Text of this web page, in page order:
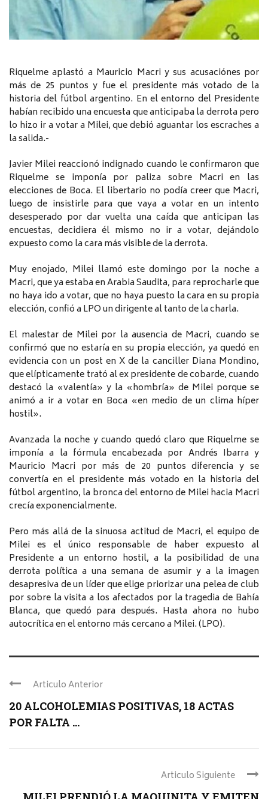
Riquelme aplastó a Mauricio Macri y sus acusaciónes por
más de 25 puntos y fue el presidente más votado de la
historia del fútbol argentino. En el entorno del Presidente
habían recibido una encuesta que anticipaba la derrota pero
lo hizo ir a votar a Milei, que debió aguantar los escraches a
la salida.-
Javier Milei reaccionó indignado cuando le confirmaron que
Riquelme se imponía por paliza sobre Macri en las
elecciones de Boca. El libertario no podía creer que Macri,
luego de insistirle para que vaya a votar en un intento
desesperado por dar vuelta una caída que anticipan las
encuestas, decidiera él mismo no ir a votar, dejándolo
expuesto como la cara más visible de la derrota.
Muy enojado, Milei llamó este domingo por la noche a
Macri, que ya estaba en Arabia Saudita, para reprocharle que
no haya ido a votar, que no haya puesto la cara en su propia
elección, confió a LPO un dirigente al tanto de la charla.
El malestar de Milei por la ausencia de Macri, cuando se
confirmó que no estaría en su propia elección, ya quedó en
evidencia con un post en X de la canciller Diana Mondino,
que elípticamente trató al ex presidente de cobarde, cuando
destacó la «valentía» y la «hombría» de Milei porque se
animó a ir a votar en Boca «en medio de un clima híper
hostil».
Avanzada la noche y cuando quedó claro que Riquelme se
imponía a la fórmula encabezada por Andrés Ibarra y
Mauricio Macri por más de 20 puntos diferencia y se
convertía en el presidente más votado en la historia del
fútbol argentino, la bronca del entorno de Milei hacia Macri
crecía exponencialmente.
Pero más allá de la sinuosa actitud de Macri, el equipo de
Milei es el único responsable de haber expuesto al
Presidente a un entorno hostil, a la posibilidad de una
derrota política a una semana de asumir y a la imagen
desapresiva de un líder que elige priorizar una pelea de club
por sobre la visita a los afectados por la tragedia de Bahía
Blanca, que quedó para después. Hasta ahora no hubo
autocrítica en el entorno más cercano a Milei. (LPO).
Articulo Anterior
20 ALCOHOLEMIAS POSITIVAS, 18 ACTAS
POR FALTA ...
Articulo Siguiente